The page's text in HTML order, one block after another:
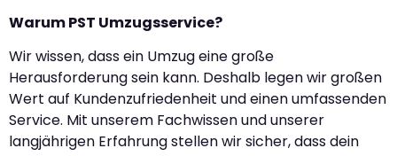
Warum PST Umzugsservice?
Wir wissen, dass ein Umzug eine große
Herausforderung sein kann. Deshalb legen wir großen
Wert auf Kundenzufriedenheit und einen umfassenden
Service. Mit unserem Fachwissen und unserer
langjährigen Erfahrung stellen wir sicher, dass dein